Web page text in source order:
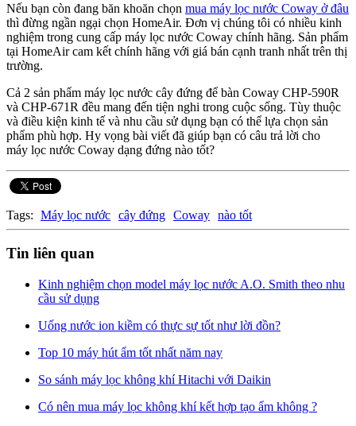
Nếu bạn còn đang băn khoăn chọn mua máy lọc nước Coway ở đâu
thì đừng ngần ngại chọn HomeAir. Đơn vị chúng tôi có nhiều kinh
nghiệm trong cung cấp máy lọc nước Coway chính hãng. Sản phẩm
tại HomeAir cam kết chính hãng với giá bán cạnh tranh nhất trên thị
trường.
Cả 2 sản phẩm máy lọc nước cây đứng để bàn Coway CHP-590R
và CHP-671R đều mang đến tiện nghi trong cuộc sống. Tùy thuộc
và điều kiện kinh tế và nhu cầu sử dụng bạn có thể lựa chọn sản
phẩm phù hợp. Hy vọng bài viết đã giúp bạn có câu trả lời cho
máy lọc nước Coway dạng đứng nào tốt?
Tags: Máy lọc nước cây đứng Coway nào tốt
Tin liên quan
Kinh nghiệm chọn model máy lọc nước A.O. Smith theo nhu
cầu sử dụng
Uống nước ion kiềm có thực sự tốt như lời đồn?
Top 10 máy hút ẩm tốt nhất năm nay
So sánh máy lọc không khí Hitachi với Daikin
Có nên mua máy lọc không khí kết hợp tạo ẩm không ?